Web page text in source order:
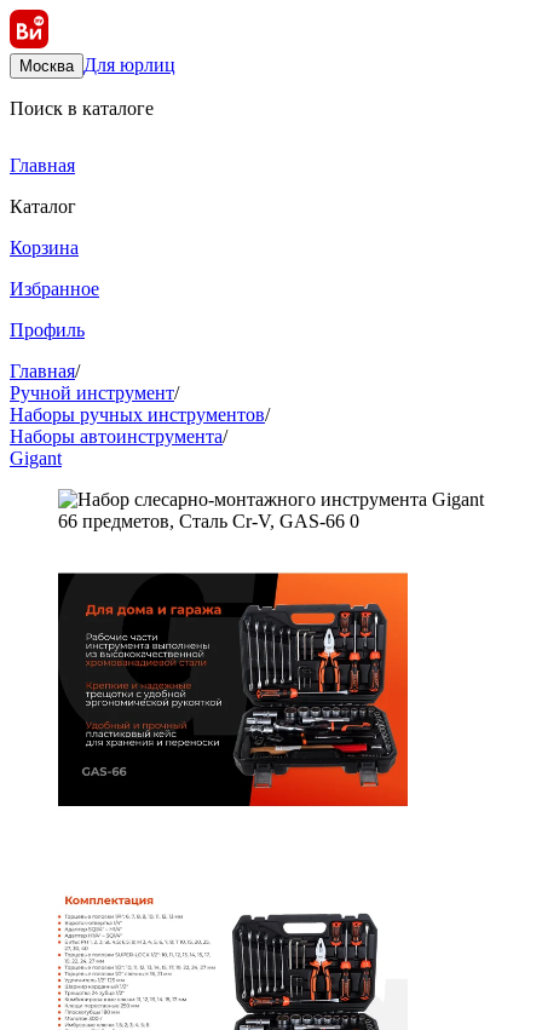
Москва Для юрлиц
Поиск в каталоге
Главная
Каталог
Корзина
Избранное
Профиль
Главная/
Ручной инструмент/
Наборы ручных инструментов/
Наборы автоинструмента/
Gigant